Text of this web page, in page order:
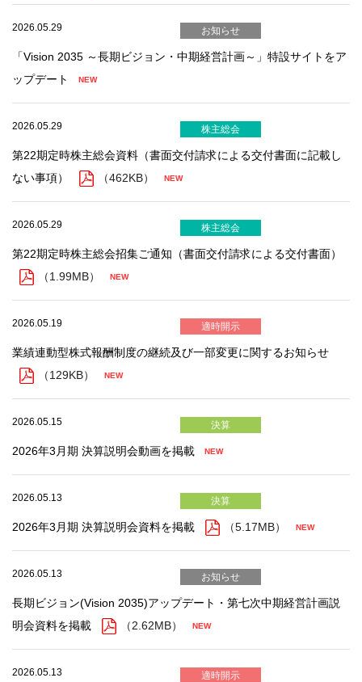
2026.05.29 お知らせ
「Vision 2035 ～長期ビジョン・中期経営計画～」特設サイトをア
ップデート
2026.05.29 株主総会
第22期定時株主総会資料（書面交付請求による交付書面に記載し
ない事項）
（462KB）
2026.05.29 株主総会
第22期定時株主総会招集ご通知（書面交付請求による交付書面）
（1.99MB）
2026.05.19 適時開示
業績連動型株式報酬制度の継続及び一部変更に関するお知らせ
（129KB）
2026.05.15 決算
2026年3月期 決算説明会動画を掲載
2026.05.13 決算
2026年3月期 決算説明会資料を掲載 （5.17MB）
2026.05.13 お知らせ
長期ビジョン(Vision 2035)アップデート・第七次中期経営計画説
明会資料を掲載
（2.62MB）
2026.05.13 適時開示